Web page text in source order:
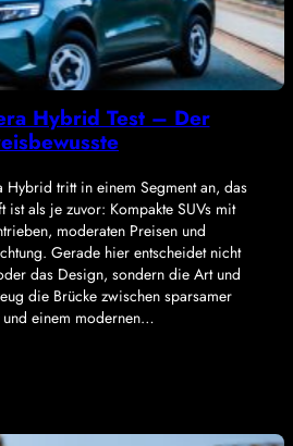
Hybrid Test – Der
Hybrid tritt in einem Segment an, das
ist als je zuvor: Kompakte SUVs mit
moderaten Preisen und
Gerade hier entscheidet nicht
das Design, sondern die Art und
die Brücke zwischen sparsamer
einem modernen…